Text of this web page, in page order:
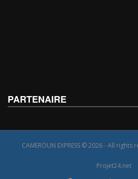
PARTENAIRE
CAMEROUN EXPRESS © 2026 - All
Projet24.net